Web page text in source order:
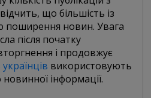
що більшість із
поширення новин. Увага
після початку
і продовжує
використовують
інформації.